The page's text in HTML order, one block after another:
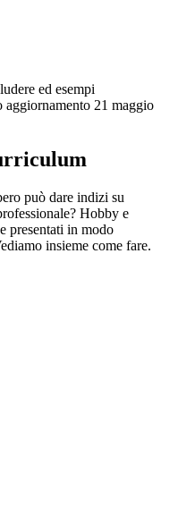
ed esempi
aggiornamento 21 maggio
può dare indizi su
Hobby e
presentati in modo
insieme come fare.